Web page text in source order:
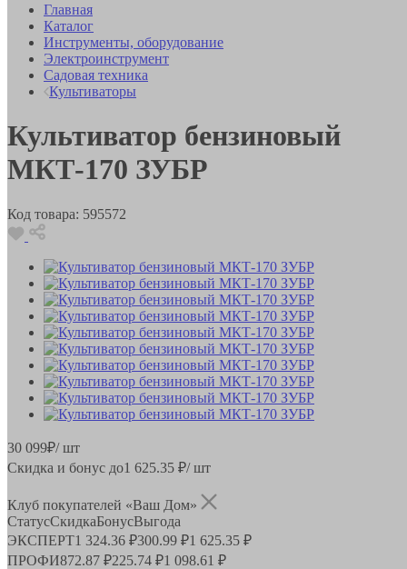
Главная
Каталог
Инструменты, оборудование
Электроинструмент
Садовая техника
Культиваторы
Культиватор бензиновый
МКТ-170 ЗУБР
Код товара: 595572
30 099₽/ шт
Скидка и бонус до1 625.35 ₽/ шт
Клуб покупателей «Ваш Дом»
СтатусСкидкаБонусВыгода
ЭКСПЕРТ1 324.36 ₽300.99 ₽1 625.35 ₽
ПРОФИ872.87 ₽225.74 ₽1 098.61 ₽